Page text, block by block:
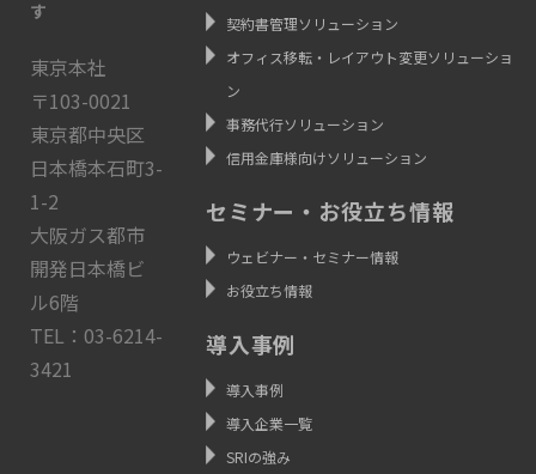
す
東京本社
〒103-0021
東京都中央区
日本橋本石町3-
1-2
大阪ガス都市
開発日本橋ビ
ル6階
TEL：03-6214-
3421
契約書管理ソリューション
オフィス移転・レイアウト変更ソリューショ
ン
事務代行ソリューション
信用金庫様向けソリューション
セミナー・お役立ち情報
ウェビナー・セミナー情報
お役立ち情報
導入事例
導入事例
導入企業一覧
SRIの強み